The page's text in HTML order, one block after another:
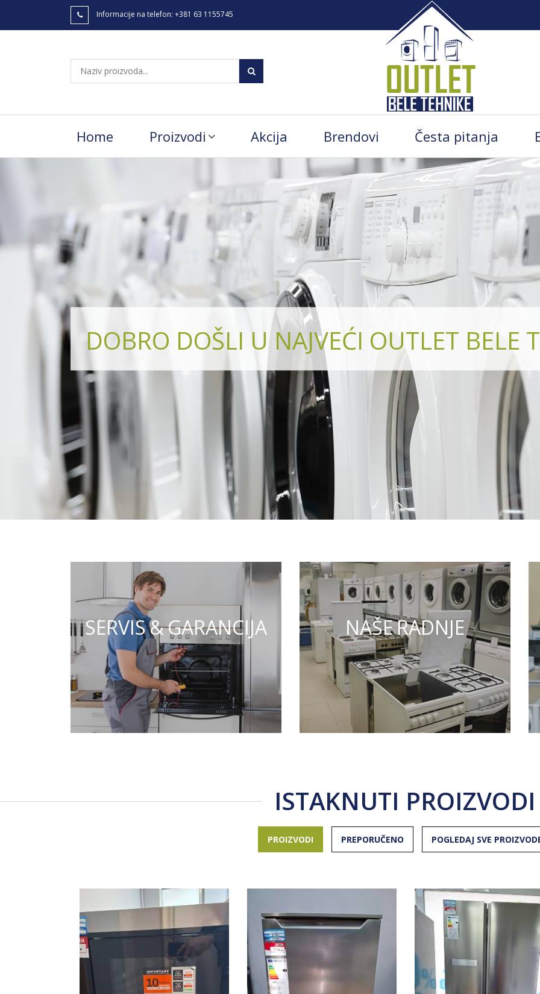
Informacije na telefon: +381 63 1155745
Home Proizvodi Akcija Brendovi Česta pitanja
DOBRO DOŠLI U NAJVEĆI OUTLET BELE
SERVIS & GARANCIJA NAŠE RADNJE
ISTAKNUTI PROIZVODI
PROIZVODI PREPORUČENO POGLEDAJ SVE